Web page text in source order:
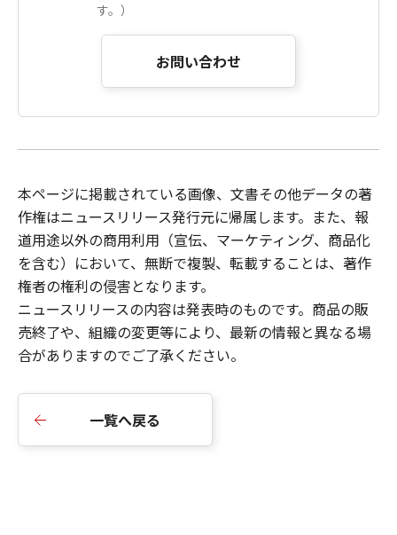
す。）
お問い合わせ
本ページに掲載されている画像、文書その他データの著
作権はニュースリリース発行元に帰属します。また、報
道用途以外の商用利用（宣伝、マーケティング、商品化
を含む）において、無断で複製、転載することは、著作
権者の権利の侵害となります。
ニュースリリースの内容は発表時のものです。商品の販
売終了や、組織の変更等により、最新の情報と異なる場
合がありますのでご了承ください。
一覧へ戻る